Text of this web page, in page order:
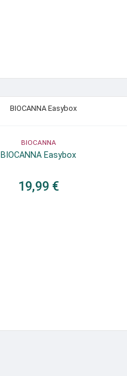
BIOCANNA
BIOCANNA Easybox
19,99 €